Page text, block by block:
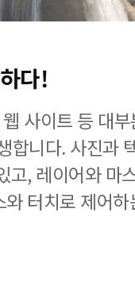
다!
사이트 등 대
니다. 사진과
고, 레이어와 마
터치로 제어